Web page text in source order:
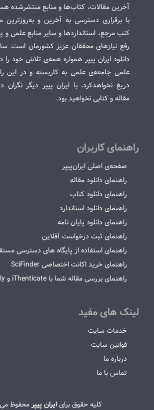
آخرین مقالات، کتاب‌ها و منابع منتشرشده
با برقراری دسترسی به آخرین و به‌روزترین
کتب مرجع، استانداردها و سایر منابع علمی
رفع نیازهای محققان عزیز کشورمان است.
دانلود ایران پیپر همواره همه‌ی تلاش خود را
علمی جامعه‌ی علمی به کاربسته و در این
دریغ نخواهدکرد. با ایران پیپر دیگر
مقاله و کتابی نخواهید بود.
راهنمای کاربران
صفحه‌ی اصلی ایران‌پیپر
راهنمای دانلود مقاله
راهنمای دانلود کتاب
راهنمای دانلود استاندارد
راهنمای دانلود پایان نامه
راهنمای ثبت درخواست آفلاین
راهنمای استفاده از پایگاه های دسترسی
راهنمای خرید اکانت اختصاصی SciFinder
راهنمای بررسی مقاله شما با iThenticate و Grammerly
لینک های مفید
خدمات سایت
قوانین سایت
درباره ما
تماس با ما
کلیه حقوق برایایران پیپرمحفوظ